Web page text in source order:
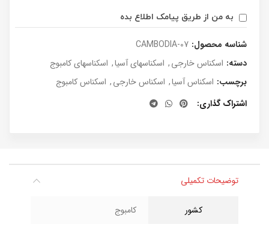
به من از طریق پیامک اطلاع بده
شناسه محصول: CAMBODIA-07
دسته: اسکناس خارجی, اسکناسهای آسیا, اسکناسهای کامبوج
برچسب: اسکناس آسیا, اسکناس خارجی, اسکناس کامبوج
اشتراک گذاری
توضیحات تکمیلی
کشور کامبوج